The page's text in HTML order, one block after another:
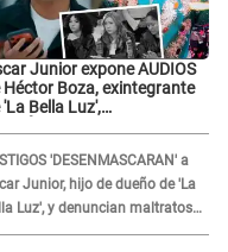
Junior expone AUDIOS
Héctor Boza, exintegrante
'La Bella Luz',
'DESENMASCARAN' a
Junior, hijo de dueño de 'La
Luz', y denuncian maltratos
orquesta: "Los humilla..."